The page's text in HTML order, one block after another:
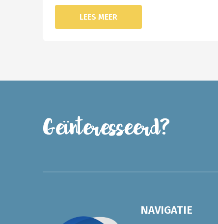
LEES MEER
Geïnteresseerd?
NAVIGATIE